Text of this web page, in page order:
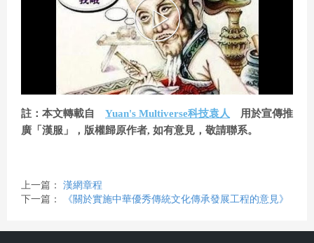
o
V
i
d
P
l
a
註：本文轉載自 Yuan's Multiverse科技袁人
用於宣傳推
廣「漢服」，版權歸原作者, 如有意見，敬請聯系。
上一篇： 漢網章程
下一篇：
《關於實施中華優秀傳統文化傳承發展工程的意見》